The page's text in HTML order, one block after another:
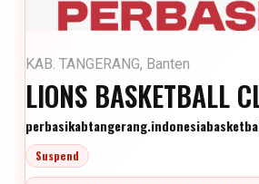
KAB. TANGERANG, Banten
LIONS BASKETBALL
Suspend